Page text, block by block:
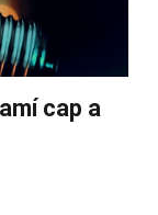
cap a